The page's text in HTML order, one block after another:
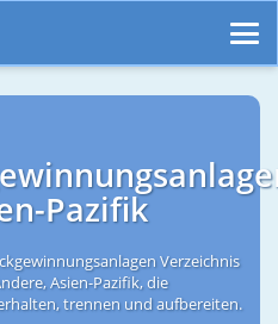
Pazifik
Verzeichnis
Asien-Pazifik, die
trennen und aufbereiten.